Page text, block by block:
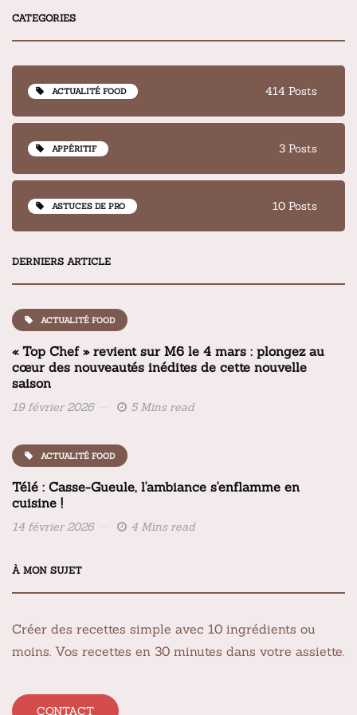
CATEGORIES
ACTUALITÉ FOOD 414 Posts
APPÉRITIF 3 Posts
ASTUCES DE PRO 10 Posts
DERNIERS ARTICLE
ACTUALITÉ FOOD
« Top Chef » revient sur M6 le 4 mars : plongez au
cœur des nouveautés inédites de cette nouvelle
saison
19 février 2026 5 Mins read
ACTUALITÉ FOOD
Télé : Casse-Gueule, l'ambiance s'enflamme en
cuisine !
14 février 2026 4 Mins read
À MON SUJET
Créer des recettes simple avec 10 ingrédients ou
moins. Vos recettes en 30 minutes dans votre assiette.
CONTACT